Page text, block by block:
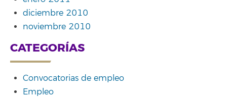
diciembre 2010
noviembre 2010
CATEGORÍAS
Convocatorias de empleo
Empleo